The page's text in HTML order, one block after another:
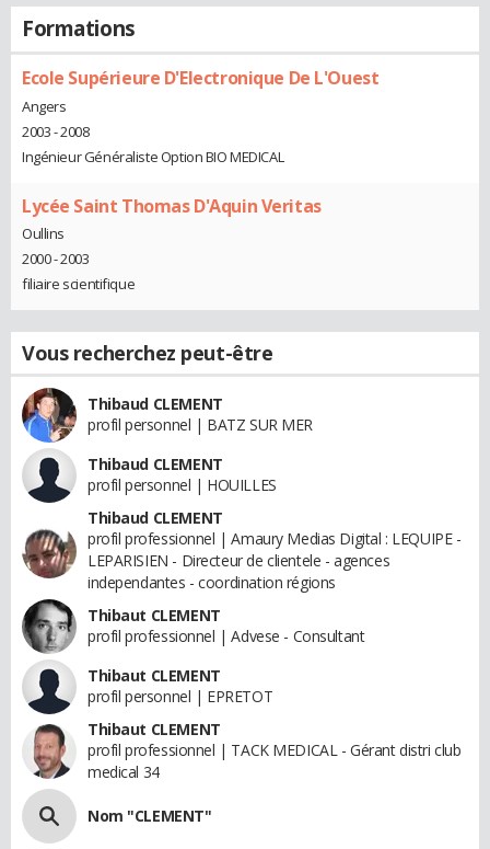
Formations
Ecole Supérieure D'Electronique De L'Ouest
Angers
2003 - 2008
Ingénieur Généraliste Option BIO MEDICAL
Lycée Saint Thomas D'Aquin Veritas
Oullins
2000 - 2003
filiaire scientifique
Vous recherchez peut-être
Thibaud CLEMENT
profil personnel | BATZ SUR MER
Thibaud CLEMENT
profil personnel | HOUILLES
Thibaud CLEMENT
profil professionnel | Amaury Medias Digital : LEQUIPE -
LEPARISIEN - Directeur de clientele - agences
independantes - coordination régions
Thibaut CLEMENT
profil professionnel | Advese - Consultant
Thibaut CLEMENT
profil personnel | EPRETOT
Thibaut CLEMENT
profil professionnel | TACK MEDICAL - Gérant distri club
medical 34
Nom "CLEMENT"